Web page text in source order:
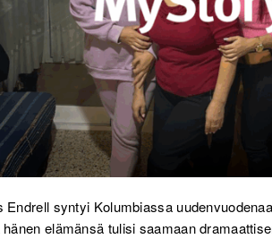
Endrell syntyi Kolumbiassa
elämänsä tulisi saamaan